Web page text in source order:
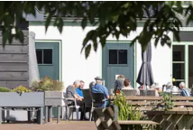
29 juli 2026, 17:06 uur|